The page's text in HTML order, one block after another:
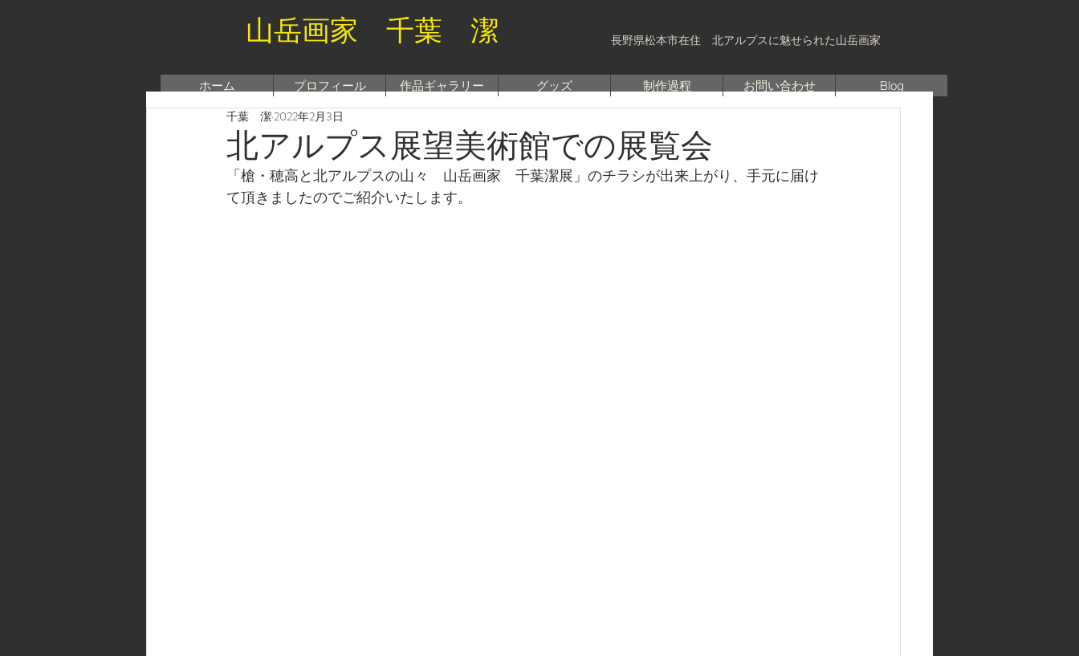
山岳画家 千葉 潔 長野県松本市在住 北アルプスに魅せられた山岳画家
ホーム プロフィール 作品ギャラリー グッズ 制作過程 お問い合わせ Blog
北アルプス展望美術館での展覧会
千葉 潔 2022年2月3日
「槍・穂高と北アルプスの山々　山岳画家　千葉潔展」のチラシが出来上がり、手元に届け
て頂きましたのでご紹介いたします。